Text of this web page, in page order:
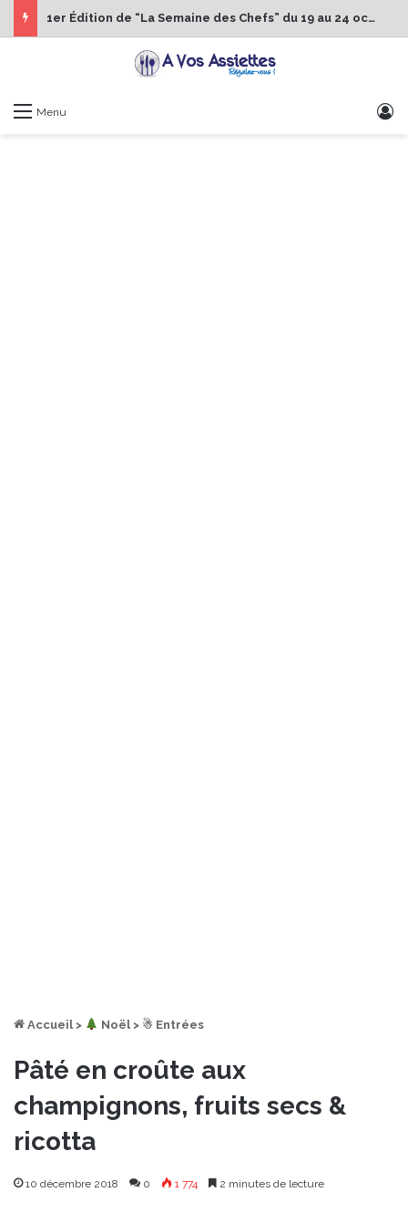
1er Édition de “La Semaine des Chefs” du 19 au 24 octobre 2026
Menu
Accueil > ︎ Noël > ☃ Entrées
Pâté en croûte aux
champignons, fruits secs &
ricotta
10 décembre 2018 0 1 774 2 minutes de lecture